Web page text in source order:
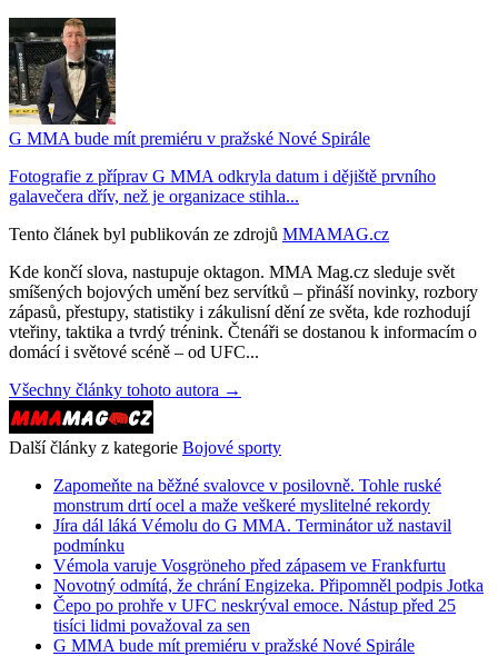
G MMA bude mít premiéru v pražské Nové Spirále
Fotografie z příprav G MMA odkryla datum i dějiště prvního
galavečera dřív, než je organizace stihla...
Tento článek byl publikován ze zdrojů MMAMAG.cz
Kde končí slova, nastupuje oktagon. MMA Mag.cz sleduje svět
smíšených bojových umění bez servítků – přináší novinky, rozbory
zápasů, přestupy, statistiky i zákulisní dění ze světa, kde rozhodují
vteřiny, taktika a tvrdý trénink. Čtenáři se dostanou k informacím o
domácí i světové scéně – od UFC...
Všechny články tohoto autora →
Další články z kategorie Bojové sporty
Zapomeňte na běžné svalovce v posilovně. Tohle ruské
monstrum drtí ocel a maže veškeré myslitelné rekordy
Jíra dál láká Vémolu do G MMA. Terminátor už nastavil
podmínku
Vémola varuje Vosgröneho před zápasem ve Frankfurtu
Novotný odmítá, že chrání Engizeka. Připomněl podpis Jotka
Čepo po prohře v UFC neskrýval emoce. Nástup před 25
tisíci lidmi považoval za sen
G MMA bude mít premiéru v pražské Nové Spirále